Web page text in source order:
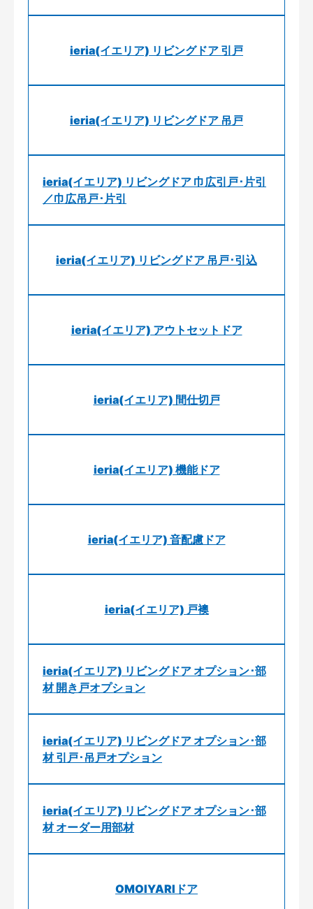
ieria(イエリア) リビングドア 引戸
ieria(イエリア) リビングドア 吊戸
ieria(イエリア) リビングドア 巾広引戸･片引
／巾広吊戸･片引
ieria(イエリア) リビングドア 吊戸･引込
ieria(イエリア) アウトセットドア
ieria(イエリア) 間仕切戸
ieria(イエリア) 機能ドア
ieria(イエリア) 音配慮ドア
ieria(イエリア) 戸襖
ieria(イエリア) リビングドア オプション･部
材 開き戸オプション
ieria(イエリア) リビングドア オプション･部
材 引戸･吊戸オプション
ieria(イエリア) リビングドア オプション･部
材 オーダー用部材
OMOIYARIドア